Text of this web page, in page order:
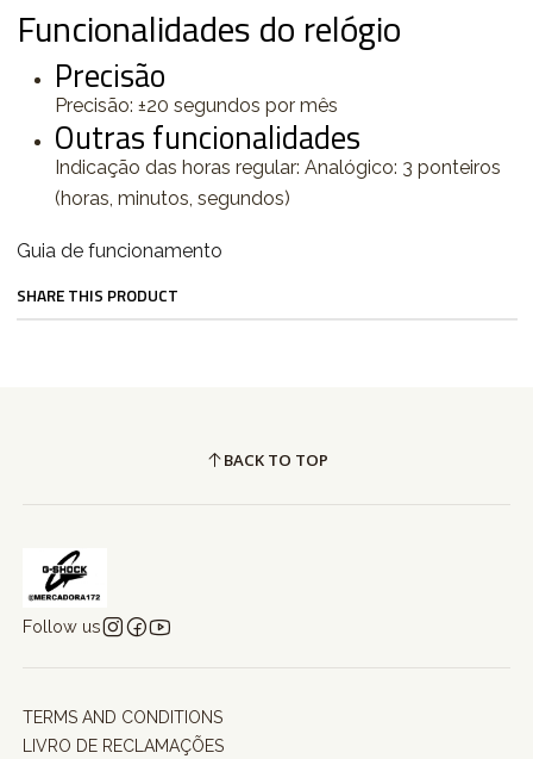
Funcionalidades do relógio
Precisão
Precisão: ±20 segundos por mês
Outras funcionalidades
Indicação das horas regular: Analógico: 3 ponteiros
(horas, minutos, segundos)
Guia de funcionamento
SHARE THIS PRODUCT
BACK TO TOP
Follow us
TERMS AND CONDITIONS
LIVRO DE RECLAMAÇÕES